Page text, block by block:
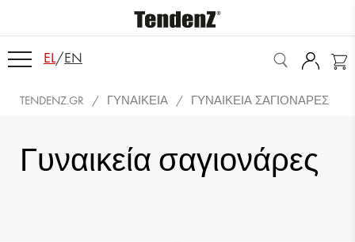
EL/EN
TENDENZ.GR ΓΥΝΑΙΚΕΊΑ ΓΥΝΑΙΚΕΊΑ ΣΑΓΙΟΝΆΡΕΣ
Γυναικεία σαγιονάρες